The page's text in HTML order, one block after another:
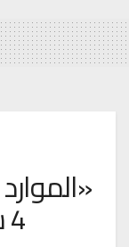
4 شركات استقدام